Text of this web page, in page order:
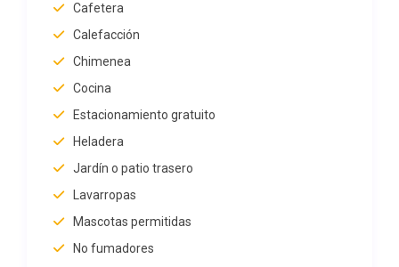
Cafetera
Calefacción
Chimenea
Cocina
Estacionamiento gratuito
Heladera
Jardín o patio trasero
Lavarropas
Mascotas permitidas
No fumadores